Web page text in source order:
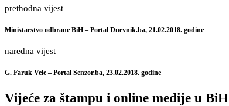
prethodna vijest
Ministarstvo odbrane BiH – Portal Dnevnik.ba, 21.02.2018. godine
naredna vijest
G. Faruk Vele – Portal Senzor.ba, 23.02.2018. godine
Vijeće za štampu i online medije u BiH